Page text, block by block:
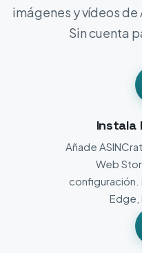
imágenes y vídeos
Sin cuenta
Instala
Añade
Web
configuración.
Edge,